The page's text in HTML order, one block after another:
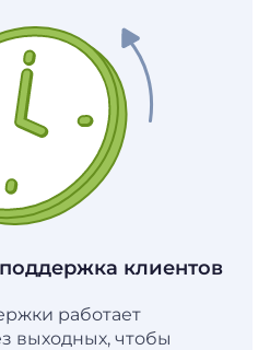
клиентов
работает
выходных, чтобы